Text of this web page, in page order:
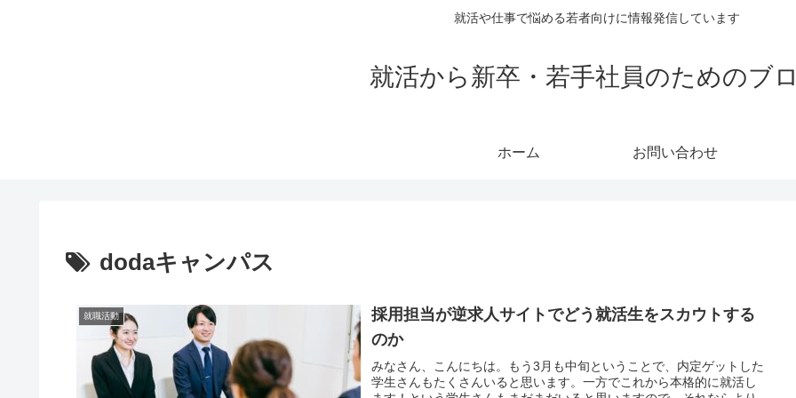
就活や仕事で悩める若者向けに情報発信しています
就活から新卒・若手社員のためのブ
ホーム お問い合わせ
dodaキャンパス
就職活動
採用担当が逆求人サイトでどう就活生をスカウトする
のか
みなさん、こんにちは。もう3月も中旬ということで、内定ゲットした
学生さんもたくさんいると思います。一方でこれから本格的に就活し